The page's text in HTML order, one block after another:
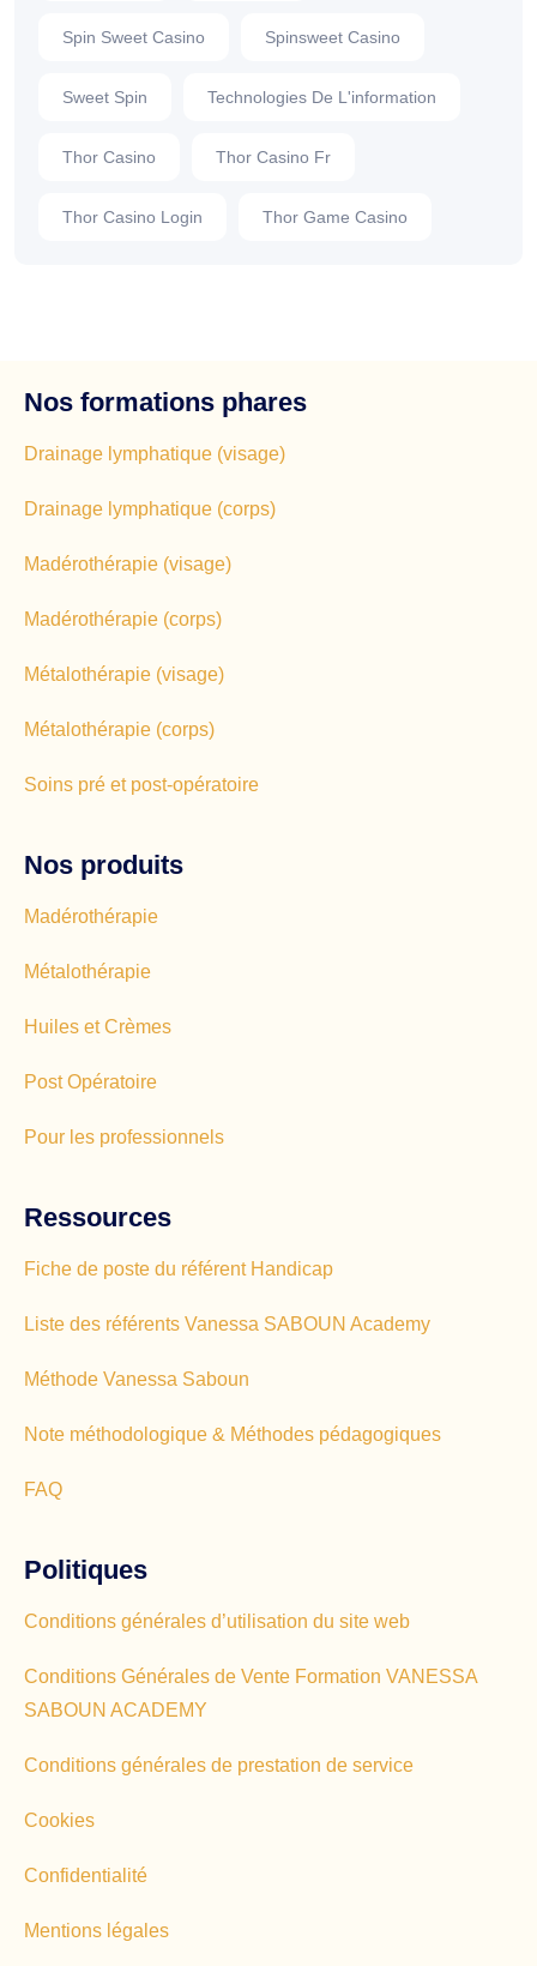
Spin Sweet Casino Spinsweet Casino
Sweet Spin Technologies De L'information
Thor Casino Thor Casino Fr
Thor Casino Login Thor Game Casino
Nos formations phares
Drainage lymphatique (visage)
Drainage lymphatique (corps)
Madérothérapie (visage)
Madérothérapie (corps)
Métalothérapie (visage)
Métalothérapie (corps)
Soins pré et post-opératoire
Nos produits
Madérothérapie
Métalothérapie
Huiles et Crèmes
Post Opératoire
Pour les professionnels
Ressources
Fiche de poste du référent Handicap
Liste des référents Vanessa SABOUN Academy
Méthode Vanessa Saboun
Note méthodologique & Méthodes pédagogiques
FAQ
Politiques
Conditions générales d’utilisation du site web
Conditions Générales de Vente Formation VANESSA
SABOUN ACADEMY
Conditions générales de prestation de service
Cookies
Confidentialité
Mentions légales